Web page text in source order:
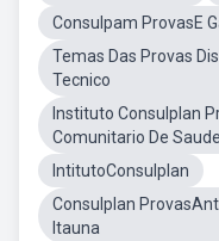
Consulpam ProvasE
Temas Das Provas
Tecnico
Instituto Consulplan
Comunitario De Saude
IntitutoConsulplan
Consulplan
Itauna